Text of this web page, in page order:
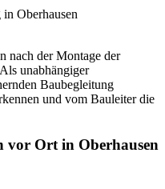
nach der Montage der
unabhängiger
Baubegleitung
und vom Bauleiter die
vor Ort in Oberhausen